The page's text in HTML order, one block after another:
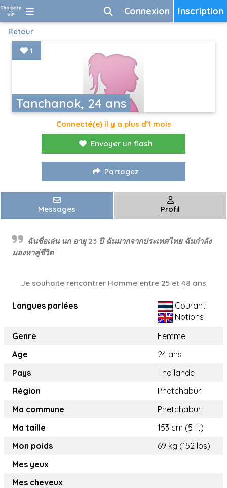
Inscription
Connexion
Retour
Tanchanok, 24 ans
1
Connecté(e) il y a plus d'1 mois
Envoyer un flash
Partagez
Messages Profil
ฉันชื่อเล่น นก อายุ 23 ปี ฉันมากจากประเทศไทย ฉันกำลัง
มองหาคู่ชีวิต
Je souhaite rencontrer Homme entre 25 et 48 ans
Langues parlées
Courant
Notions
Genre
Femme
Age
24 ans
Pays
Thaïlande
Région
Phetchaburi
Ma commune
Phetchaburi
Ma taille
153 cm (5 ft)
Mon poids
69 kg (152 lbs)
Mes yeux
Mes cheveux